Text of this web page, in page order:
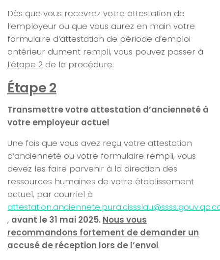
Dès que vous recevrez votre attestation de
l’employeur ou que vous aurez en main votre
formulaire d’attestation de période d’emploi
antérieur dument rempli, vous pouvez passer à
l’étape 2 de la procédure.
Étape 2
Transmettre votre attestation d’ancienneté à
votre employeur actuel
Une fois que vous avez reçu votre attestation
d’ancienneté ou votre formulaire rempli, vous
devez les faire parvenir à la direction des
ressources humaines de votre établissement
actuel, par courriel à
attestation.anciennete.pura.cissslau
, avant le 31 mai 2025. Nous vous
recommandons fortement de demander un
accusé de réception lors de l’envoi.